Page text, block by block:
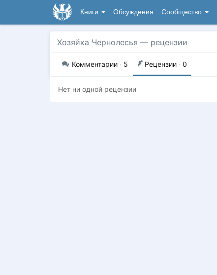
Книги Обсуждения Сообщество
Хозяйка Чернолесья — рецензии
Комментарии · 5 Рецензии · 0
Нет ни одной рецензии